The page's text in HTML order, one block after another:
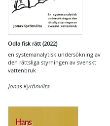
Odla fisk rätt (2022)
en systemanalytisk undersökning av
den rättsliga styrningen av svenskt
vattenbruk
Jonas Kyrönviita